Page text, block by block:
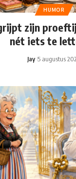
HUMOR
zijn
nét iets te
Jay 5 augustus